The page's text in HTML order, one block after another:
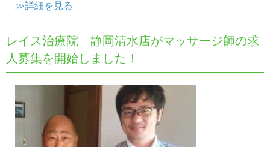
≫詳細を見る
レイス治療院 静岡清水店がマッサージ師の求
人募集を開始しました！